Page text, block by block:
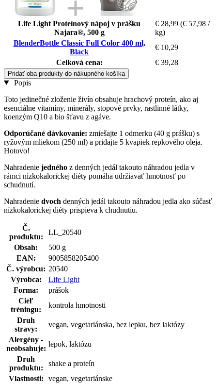
Life Light Proteínový nápoj v prášku
Najara®, 500 g
€ 28,99 (€ 57,98 /
kg)
BlenderBottle Classic Full Color 400 ml,
Black
€ 10,29
Celková cena:
€ 39,28
Pridať oba produkty do nákupného košíka
Popis
Toto jedinečné zloženie živín obsahuje hrachový proteín, ako aj
esenciálne vitamíny, minerály, stopové prvky, rastlinné látky,
koenzým Q10 a bio šťavu z agáve.
Odporúčané dávkovanie: zmiešajte 1 odmerku (40 g prášku) s
ryžovým mliekom (250 ml) a pridajte 5 kvapiek repkového oleja.
Hotovo!
Nahradenie jedného z denných jedál takouto náhradou jedla v
rámci nízkokalorickej diéty pomáha udržiavať hmotnosť po
schudnutí.
Nahradenie dvoch denných jedál takouto náhradou jedla ako súčasť
nízkokalorickej diéty prispieva k chudnutiu.
Č.
produktu:
LL_20540
Obsah:
500 g
EAN:
9005858205400
Č. výrobcu: 20540
Výrobca:
Life Light
Forma:
prášok
Cieľ
tréningu:
kontrola hmotnosti
Druh
stravy:
vegan, vegetariánska, bez lepku, bez laktózy
Alergény -
neobsahuje:
lepok, laktózu
Druh
produktu:
shake a proteín
Vlastnosti:
vegan, vegetariánske